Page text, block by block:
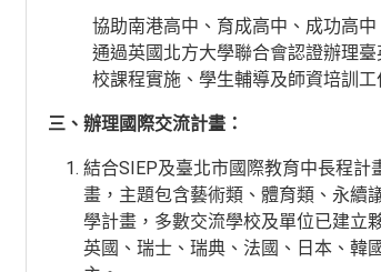
協助南港高中、育成高中、成功高
通過英國北方大學聯合會認證辦理
校課程實施、學生輔導及師資培訓工
三、辦理國際交流計畫：
結合SIEP及臺北市國際教育中長程計
畫，主題包含藝術類、體育類、永續
學計畫，多數交流學校及單位已建立
英國、瑞士、瑞典、法國、日本、韓